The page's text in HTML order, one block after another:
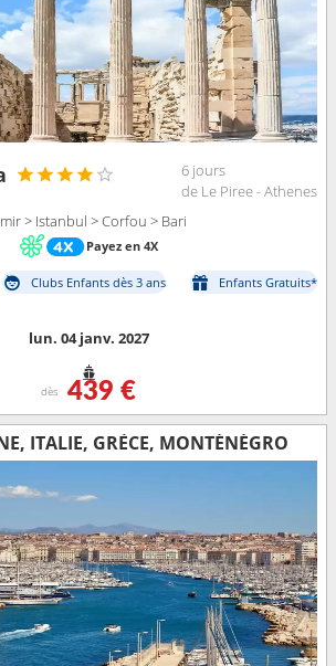
6 jours
de Le Piree - Athenes
> Istanbul > Corfou > Bari
Payez en 4X
Clubs Enfants dès 3 ans
Enfants Gratuits*
lun. 04 janv. 2027
dès 439 €
ITALIE, GRÈCE, MONTÉNÉGRO